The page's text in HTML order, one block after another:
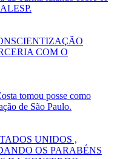
COM O
tomou posse como
de São Paulo.
UNIDOS ,
OS PARABÉNS